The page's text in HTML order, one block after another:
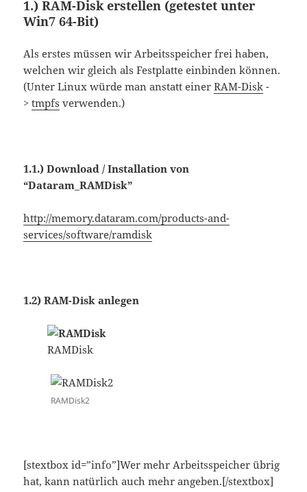
1.) RAM-Disk erstellen (getestet unter
Win7 64-Bit)
Als erstes müssen wir Arbeitsspeicher frei haben,
welchen wir gleich als Festplatte einbinden können.
(Unter Linux würde man anstatt einerRAM-Disk -
>tmpfs verwenden.)
1.1.) Download / Installation von
“Dataram_RAMDisk”
http://memory.dataram.com/products-and-
services/software/ramdisk
1.2) RAM-Disk anlegen
RAMDisk
RAMDisk2
[stextbox id=”info”]Wer mehr Arbeitsspeicher übrig
hat, kann natürlich auch mehr angeben.[/stextbox]